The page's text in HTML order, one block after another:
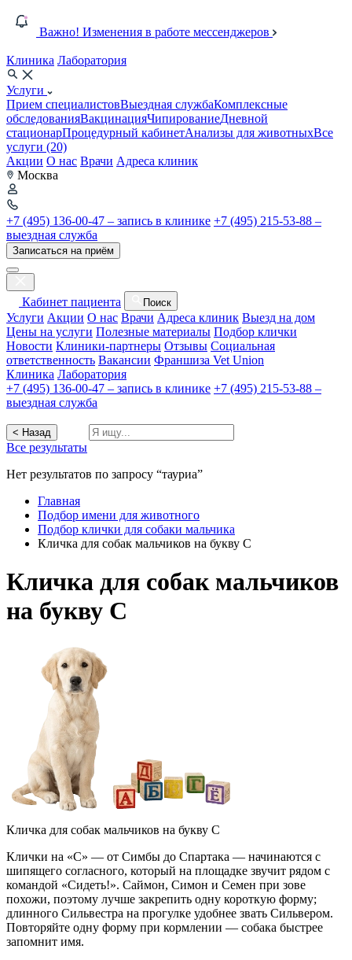
Важно! Изменения в работе мессенджеров
Клиника Лаборатория
Услуги
Прием специалистовВыездная службаКомплексные
обследованияВакцинацияЧипированиеДневной
стационарПроцедурный кабинетАнализы для животныхВсе
услуги (20)
Акции О нас Врачи Адреса клиник
Москва
+7 (495) 136-00-47 – запись в клинике +7 (495) 215-53-88 –
выездная служба
Записаться на приём
Кабинет пациента Поиск
Услуги Акции О нас Врачи Адреса клиник Выезд на дом
Цены на услуги Полезные материалы Подбор клички
Новости Клиники-партнеры Отзывы Социальная
ответственность Вакансии Франшиза Vet Union
Клиника Лаборатория
+7 (495) 136-00-47 – запись в клинике +7 (495) 215-53-88 –
выездная служба
< Назад
Все результаты
Нет результатов по запросу “тауриа”
Главная
Подбор имени для животного
Подбор клички для собаки мальчика
Кличка для собак мальчиков на букву С
Кличка для собак мальчиков
на букву С
Кличка для собак мальчиков на букву С
Клички на «С» — от Симбы до Спартака — начинаются с
шипящего согласного, который на площадке звучит рядом с
командой «Сидеть!». Саймон, Симон и Семен при зове
похожи, поэтому лучше закрепить одну короткую форму;
длинного Сильвестра на прогулке удобнее звать Сильвером.
Повторяйте одну форму при кормлении — собака быстрее
запомнит имя.